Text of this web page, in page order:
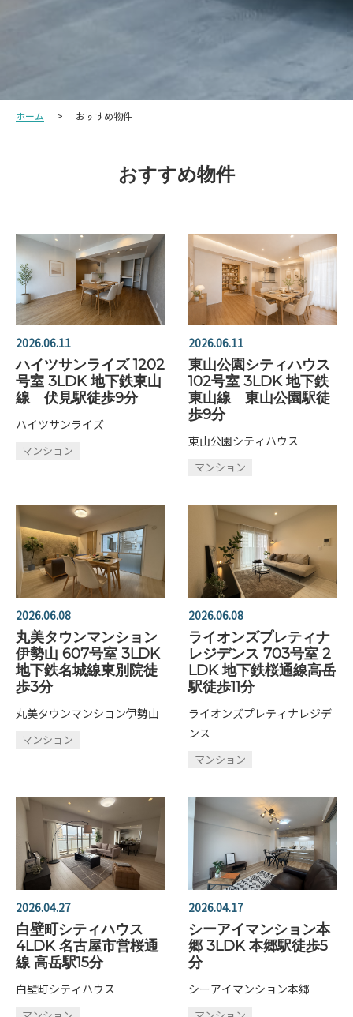
ホーム おすすめ物件
おすすめ物件
ハイツサンライズ 1202
号室 3LDK 地下鉄東山
線 伏見駅徒歩9分
2026.06.11
ハイツサンライズ
マンション
東山公園シティハウス
102号室 3LDK 地下鉄
東山線 東山公園駅徒
歩9分
2026.06.11
東山公園シティハウス
マンション
丸美タウンマンション
伊勢山 607号室 3LDK
地下鉄名城線東別院徒
歩3分
2026.06.08
丸美タウンマンション伊勢山
マンション
ライオンズプレティナ
レジデンス 703号室 2
LDK 地下鉄桜通線高岳
駅徒歩11分
2026.06.08
ライオンズプレティナレジデ
ンス
マンション
白壁町シティハウス
4LDK 名古屋市営桜通
線 高岳駅15分
2026.04.27
白壁町シティハウス
シーアイマンション本
郷 3LDK 本郷駅徒歩5
分
2026.04.17
シーアイマンション本郷